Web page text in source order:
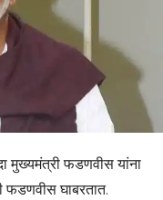
मुख्यमंत्री फडणवीस यांना
घाबरतात.